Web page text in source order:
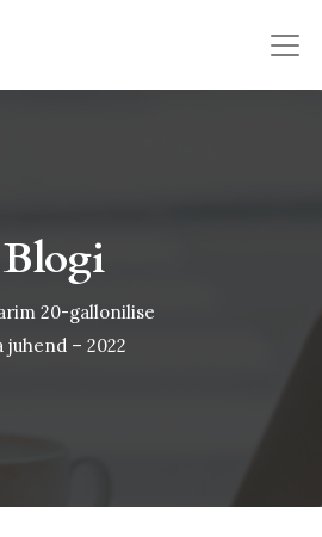
Blogi
20-gallonilise
– 2022